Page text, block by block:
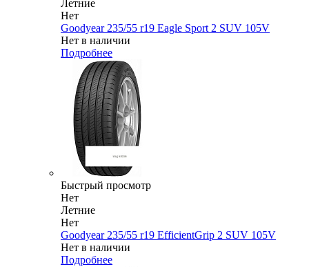
Летние
Нет
Goodyear 235/55 r19 Eagle Sport 2 SUV 105V
Нет в наличии
Подробнее
Быстрый просмотр
Нет
Летние
Нет
Goodyear 235/55 r19 EfficientGrip 2 SUV 105V
Нет в наличии
Подробнее